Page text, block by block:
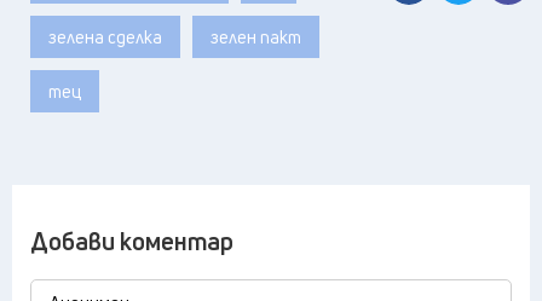
зелена сделка зелен пакт
тец
Добави коментар